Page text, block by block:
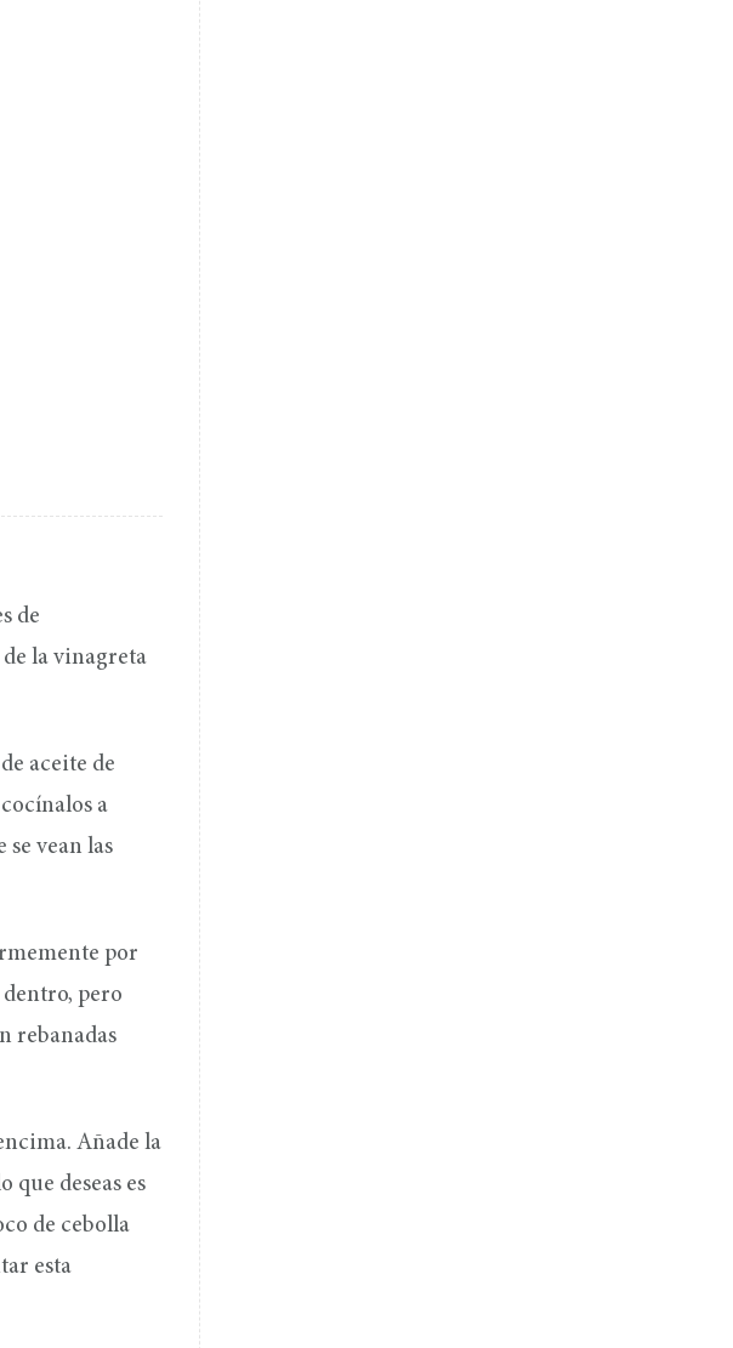
de
la vinagreta
aceite de
a
vean las
por
dentro, pero
rebanadas
Añade la
que deseas es
de cebolla
esta